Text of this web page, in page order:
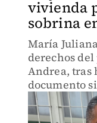
vivienda
sobrina
María
derechos
Andrea, tras
documento
sabiendo